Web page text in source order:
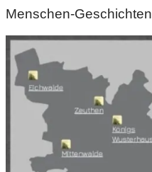
Menschen-Geschichten